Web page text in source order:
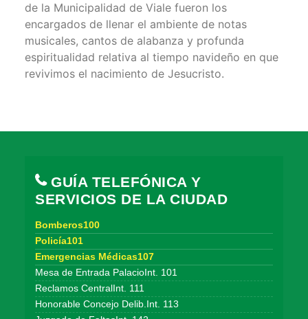
de la Municipalidad de Viale fueron los
encargados de llenar el ambiente de notas
musicales, cantos de alabanza y profunda
espiritualidad relativa al tiempo navideño en que
revivimos el nacimiento de Jesucristo.
GUÍA TELEFÓNICA Y
SERVICIOS DE LA CIUDAD
Bomberos100
Policía101
Emergencias Médicas107
Mesa de Entrada PalacioInt. 101
Reclamos CentralInt. 111
Honorable Concejo Delib.Int. 113